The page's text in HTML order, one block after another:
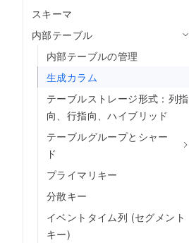
スキーマ
内部テーブル
内部テーブルの管理
生成カラム
テーブルストレージ形式：列指
向、行指向、ハイブリッド
テーブルグループとシャー
ド
プライマリキー
分散キー
イベントタイム列 (セグメント
キー)